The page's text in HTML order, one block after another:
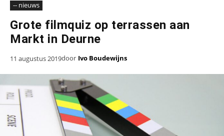
-- nieuws
Grote filmquiz op terrassen aan
Markt in Deurne
11 augustus 2019door Ivo Boudewijns